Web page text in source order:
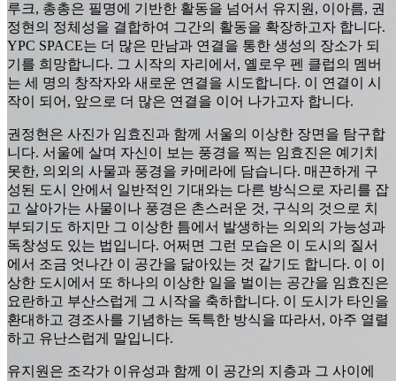
루크, 총총은 필명에 기반한 활동을 넘어서 유지원, 이아름, 권
정현의 정체성을 결합하여 그간의 활동을 확장하고자 합니다.
YPC SPACE는 더 많은 만남과 연결을 통한 생성의 장소가 되
기를 희망합니다. 그 시작의 자리에서, 옐로우 펜 클럽의 멤버
는 세 명의 창작자와 새로운 연결을 시도합니다. 이 연결이 시
작이 되어, 앞으로 더 많은 연결을 이어 나가고자 합니다.
권정현은 사진가 임효진과 함께 서울의 이상한 장면을 탐구합
니다. 서울에 살며 자신이 보는 풍경을 찍는 임효진은 예기치
못한, 의외의 사물과 풍경을 카메라에 담습니다. 매끈하게 구
성된 도시 안에서 일반적인 기대와는 다른 방식으로 자리를 잡
고 살아가는 사물이나 풍경은 촌스러운 것, 구식의 것으로 치
부되기도 하지만 그 이상한 틈에서 발생하는 의외의 가능성과
독창성도 있는 법입니다. 어쩌면 그런 모습은 이 도시의 질서
에서 조금 엇나간 이 공간을 닮아있는 것 같기도 합니다. 이 이
상한 도시에서 또 하나의 이상한 일을 벌이는 공간을 임효진은
요란하고 부산스럽게 그 시작을 축하합니다. 이 도시가 타인을
환대하고 경조사를 기념하는 독특한 방식을 따라서, 아주 열렬
하고 유난스럽게 말입니다.
유지원은 조각가 이유성과 함께 이 공간의 지층과 그 사이에